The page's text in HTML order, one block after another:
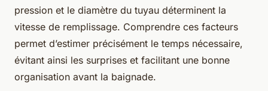
pression et le diamètre du tuyau déterminent la
vitesse de remplissage. Comprendre ces facteurs
permet d’estimer précisément le temps nécessaire,
évitant ainsi les surprises et facilitant une bonne
organisation avant la baignade.